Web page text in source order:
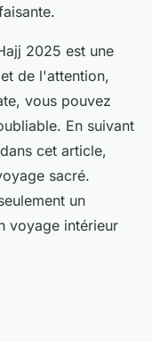
2025 est une
de l'attention,
vous pouvez
En suivant
cet article,
sacré.
un
voyage intérieur